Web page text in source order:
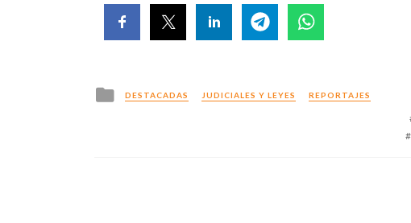
Posted
in
DESTACADAS JUDICIALES Y LEYES REPORTAJES